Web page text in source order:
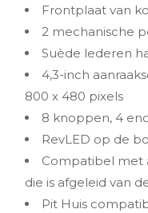
Frontplaat van
2 mechanische
Suède lederen
4,3-inch
800 x 480 pixels
8 knoppen, 4
RevLED op de
Compatibel met
die is afgeleid van
Pit Huis